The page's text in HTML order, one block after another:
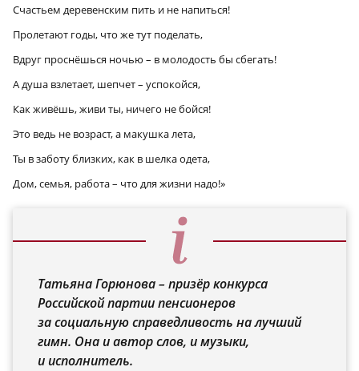
Счастьем деревенским пить и не напиться!
Пролетают годы, что же тут поделать,
Вдруг проснёшься ночью – в молодость бы сбегать!
А душа взлетает, шепчет – успокойся,
Как живёшь, живи ты, ничего не бойся!
Это ведь не возраст, а макушка лета,
Ты в заботу близких, как в шелка одета,
Дом, семья, работа – что для жизни надо!»
Татьяна Горюнова – призёр конкурса
Российской партии пенсионеров
за социальную справедливость на лучший
гимн. Она и автор слов, и музыки,
и исполнитель.